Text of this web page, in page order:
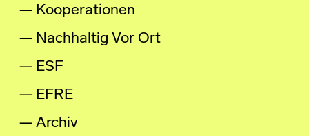
Kooperationen
Nachhaltig Vor Ort
ESF
EFRE
Archiv